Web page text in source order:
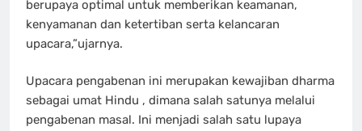
berupaya optimal untuk memberikan keamanan,
kenyamanan dan ketertiban serta kelancaran
upacara,”ujarnya.
Upacara pengabenan ini merupakan kewajiban dharma
sebagai umat Hindu , dimana salah satunya melalui
pengabenan masal. Ini menjadi salah satu lupaya